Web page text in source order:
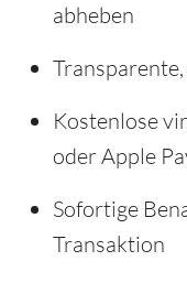
abheben
Kostenlose
oder Apple
Sofortige
Transaktion